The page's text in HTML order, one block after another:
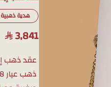
هدية
3,841